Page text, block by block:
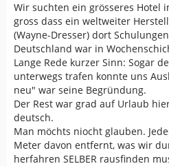
Wir suchten ein grösseres Hotel
gross dass ein weltweiter
(Wayne-Dresser) dort
Deutschland war in
Lange Rede kurzer Sinn: Sogar
unterwegs trafen konnte uns
neu" war seine Begründung.
Der Rest war grad auf Urlaub
deutsch.
Man möchts niocht glauben.
Meter davon entfernt, was wir
herfahren SELBER rausfinden